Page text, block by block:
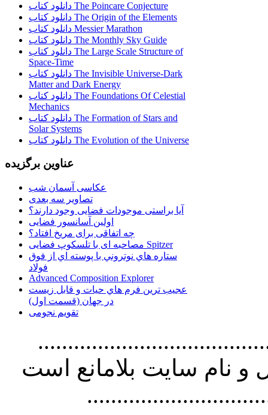
دانلود کتاب The Poincare Conjecture
دانلود کتاب The Origin of the Elements
دانلود کتاب Messier Marathon
دانلود کتاب The Monthly Sky Guide
دانلود کتاب The Large Scale Structure of
Space-Time
دانلود کتاب The Invisible Universe-Dark
Matter and Dark Energy
دانلود کتاب The Foundations Of Celestial
Mechanics
دانلود کتاب The Formation of Stars and
Solar Systems
دانلود کتاب The Evolution of the Universe
عناوین برگزیده
عکاسی آسمان شب
تصاویر سه بعدی
آیا براستی موجودات فضایی وجود دارند؟
اولین آسانسور فضایی
چه اتفاقی برای مریخ افتاد؟
مصاحبه ای با تلسکوپ فضایی Spitzer
ستاره هاي نوتروني با پوسته اي از فوق
فولاد
Advanced Composition Explorer
عجیب ترین فرم هاي حيات و قابل زيست
در جهان (قسمت اول)
تقویم نجومی
استفاده از
نام سايت بلامانع است